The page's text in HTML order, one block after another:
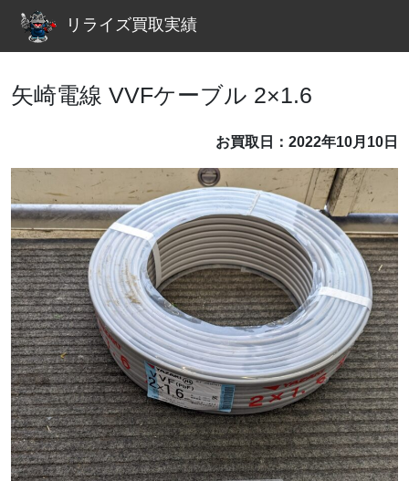
リライズ買取実績
矢崎電線 VVFケーブル 2×1.6
お買取日：2022年10月10日